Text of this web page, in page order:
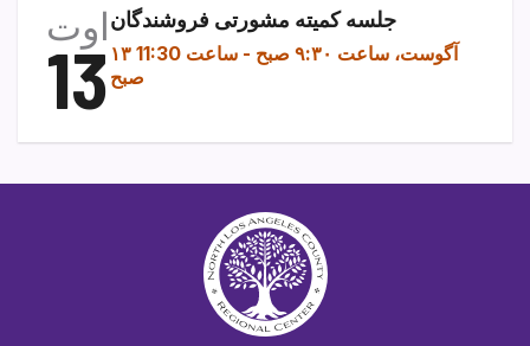
اوت
13
جلسه کمیته مشورتی فروشندگان
۱۳ آگوست، ساعت ۹:۳۰ صبح -
ساعت 11:30
صبح